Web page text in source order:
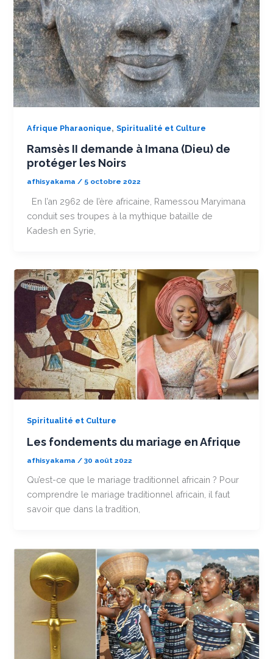
Afrique Pharaonique,Spiritualité et Culture
Ramsès II demande à Imana (Dieu) de
protéger les Noirs
afhisyakama/ 5 octobre 2022
En l’an 2962 de l’ère africaine, Ramessou Maryimana
conduit ses troupes à la mythique bataille de
Kadesh en Syrie,
Spiritualité et Culture
Les fondements du mariage en Afrique
afhisyakama /30 août 2022
Qu’est-ce que le mariage traditionnel africain ? Pour
comprendre le mariage traditionnel africain, il faut
savoir que dans la tradition,